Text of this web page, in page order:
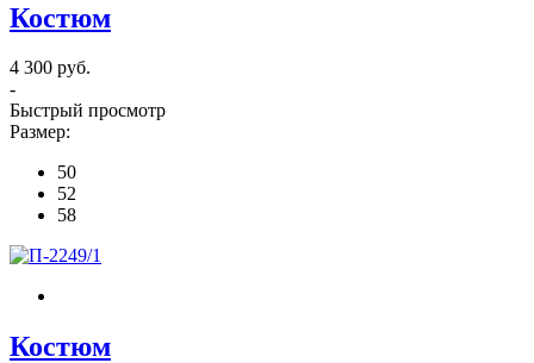
Костюм
4 300 руб.
-
Быстрый просмотр
Размер:
50
52
58
Костюм